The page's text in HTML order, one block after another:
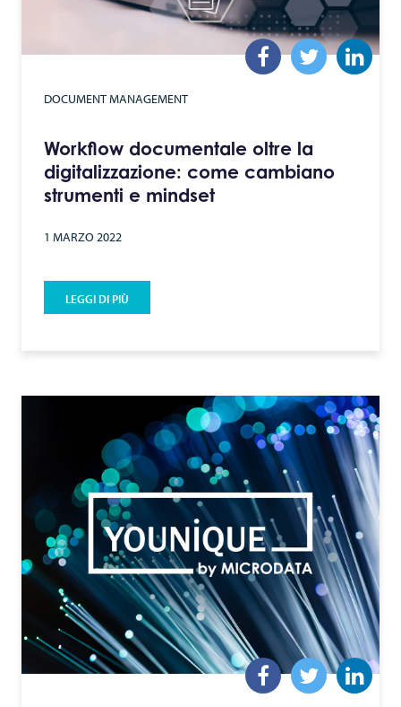
DOCUMENT MANAGEMENT
Workflow documentale oltre la
digitalizzazione: come cambiano
strumenti e mindset
1 MARZO 2022
LEGGI DI PIÙ